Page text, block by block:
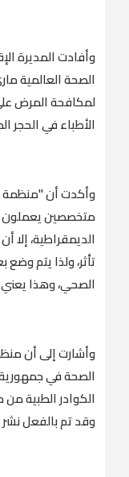
وأفادت المديرة
الصحة العالمية
لمكافحة المرض
الأطباء في الحجر
متخصصين يعملون
الديمقراطية، إلا
تأثر، ولذا يتم
الصحي، وهذا يعني
وأشارت إلى أن
الصحة في جمهورية
الكوادر الطبية
وقد تم بالفعل